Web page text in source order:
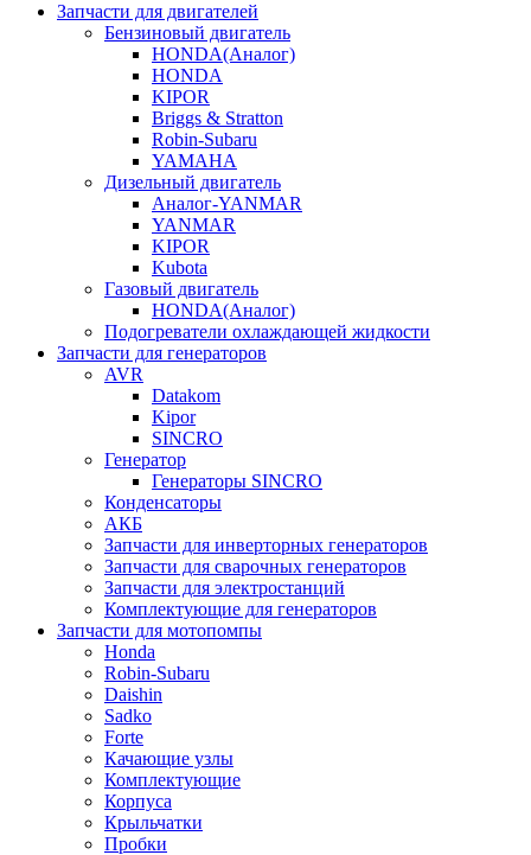
Запчасти для двигателей
Бензиновый двигатель
HONDA(Aналог)
HONDA
KIPOR
Briggs & Stratton
Robin-Subaru
YAMAHA
Дизельный двигатель
Аналог-YANMAR
YANMAR
KIPOR
Kubota
Газовый двигатель
HONDA(Aналог)
Подогреватели охлаждающей жидкости
Запчасти для генераторов
AVR
Datakom
Kipor
SINCRO
Генератор
Генераторы SINCRO
Конденсаторы
АКБ
Запчасти для инверторных генераторов
Запчасти для сварочных генераторов
Запчасти для электростанций
Комплектующие для генераторов
Запчасти для мотопомпы
Honda
Robin-Subaru
Daishin
Sadko
Forte
Качающие узлы
Комплектующие
Корпуса
Крыльчатки
Пробки